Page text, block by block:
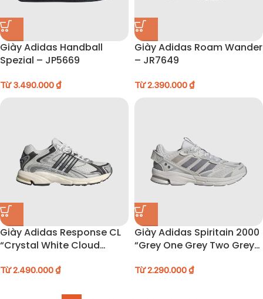
Giày Adidas Handball
Spezial – JP5669
Từ3.490.000₫
Giày Adidas Roam Wander
– JR7649
Từ2.390.000₫
Giày Adidas Response CL
“Crystal White Cloud
IG6226
Từ2.490.000₫
Giày Adidas Spiritain 2000
“Grey One Grey Two Grey
Từ2.290.000₫